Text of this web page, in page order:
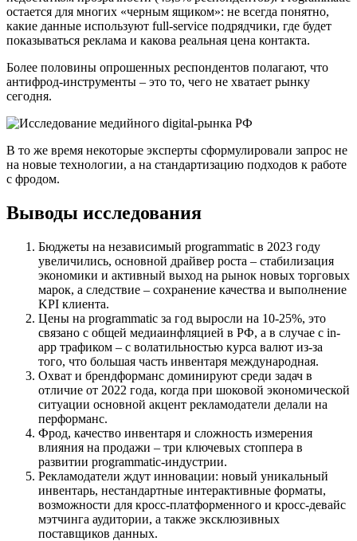
остается для многих «черным ящиком»: не всегда понятно,
какие данные используют full-service подрядчики, где будет
показываться реклама и какова реальная цена контакта.
Более половины опрошенных респондентов полагают, что
антифрод-инструменты – это то, чего не хватает рынку
сегодня.
В то же время некоторые эксперты сформулировали запрос не
на новые технологии, а на стандартизацию подходов к работе
с фродом.
Выводы исследования
Бюджеты на независимый programmatic в 2023 году
увеличились, основной драйвер роста – стабилизация
экономики и активный выход на рынок новых торговых
марок, а следствие – сохранение качества и выполнение
KPI клиента.
Цены на programmatic за год выросли на 10-25%, это
связано с общей медиаинфляцией в РФ, а в случае с in-
app трафиком – с волатильностью курса валют из-за
того, что большая часть инвентаря международная.
Охват и брендформанс доминируют среди задач в
отличие от 2022 года, когда при шоковой экономической
ситуации основной акцент рекламодатели делали на
перформанс.
Фрод, качество инвентаря и сложность измерения
влияния на продажи – три ключевых стоппера в
развитии programmatic-индустрии.
Рекламодатели ждут инновации: новый уникальный
инвентарь, нестандартные интерактивные форматы,
возможности для кросс-платформенного и кросс-девайс
мэтчинга аудитории, а также эксклюзивных
поставщиков данных.